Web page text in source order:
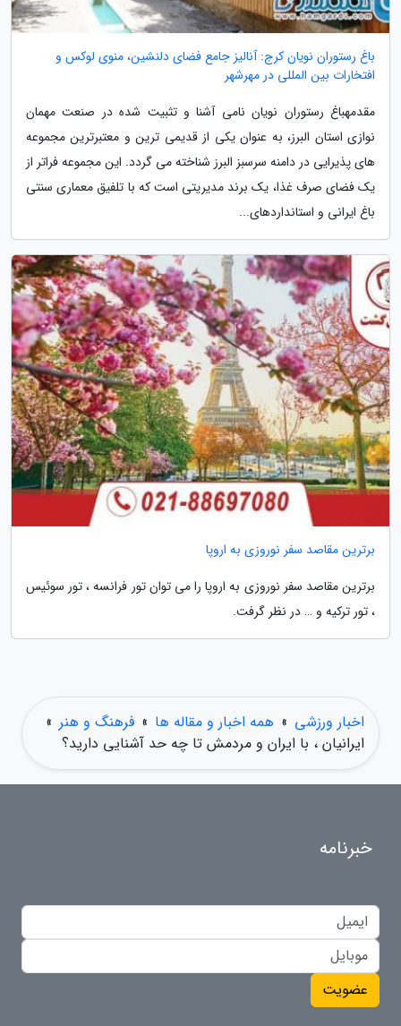
باغ رستوران نویان کرج: آنالیز جامع فضای دلنشین، منوی لوکس و
افتخارات بین المللی در مهرشهر
مقدمهباغ رستوران نویان نامی آشنا و تثبیت شده در صنعت مهمان
نوازی استان البرز، به عنوان یکی از قدیمی ترین و معتبرترین مجموعه
های پذیرایی در دامنه سرسبز البرز شناخته می گردد. این مجموعه فراتر از
یک فضای صرف غذا، یک برند مدیریتی است که با تلفیق معماری سنتی
باغ ایرانی و استانداردهای...
برترین مقاصد سفر نوروزی به اروپا
برترین مقاصد سفر نوروزی به اروپا را می توان تور فرانسه ، تور سوئیس
، تور ترکیه و … در نظر گرفت.
اخبار ورزشی » همه اخبار و مقاله ها » فرهنگ و هنر »
ایرانیان ، با ایران و مردمش تا چه حد آشنایی دارید؟
خبرنامه
عضویت